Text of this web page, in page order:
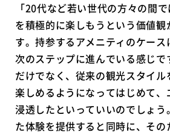
「20代など若い世代の方々の間
を積極的に楽しもうという価値観
す。持参するアメニティのケース
次のステップに進んでいる感じ
だけでなく、従来の観光スタイル
楽しめるようになってはじめて、
浸透したといっていいのでしょう
た体験を提供すると同時に、そ